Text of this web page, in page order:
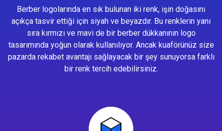
Berber logolarında en sık bulunan iki renk, işin doğasını
açıkça tasvir ettiği için siyah ve beyazdır. Bu renklerin yanı
sıra kırmızı ve mavi de bir berber dükkanının logo
tasarımında yoğun olarak kullanılıyor. Ancak kuaförünüz size
pazarda rekabet avantajı sağlayacak bir şey sunuyorsa farklı
bir renk tercih edebilirsiniz.